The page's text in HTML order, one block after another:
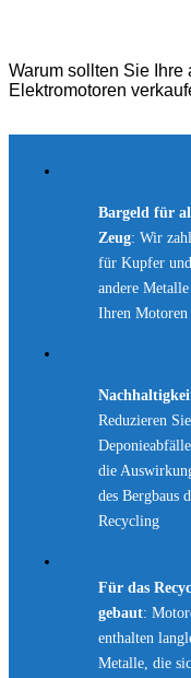
Warum sollten Sie Ihre
Elektromotoren
Bargeld für
Zeug: Wir
für Kupfer und
andere
Ihren Motoren
Reduzieren Sie
die
des Bergbaus
Recycling
Für das
gebaut:
enthalten
Metalle, die